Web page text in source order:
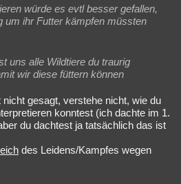
würde es evtl besser gefallen,
um ihr Futter kämpfen müssten
uns alle Wildtiere du traurig
wir diese füttern können
gesagt, verstehe nicht, wie du
konntest (ich dachte im 1.
du dachtest ja tatsächlich das ist
des Leidens/Kampfes wegen